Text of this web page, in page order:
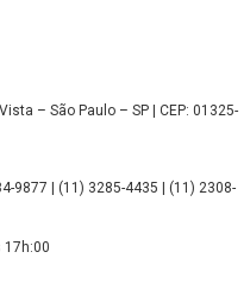
– São Paulo – SP | CEP: 01325-
9877 | (11) 3285-4435 | (11) 2308-
17h:00